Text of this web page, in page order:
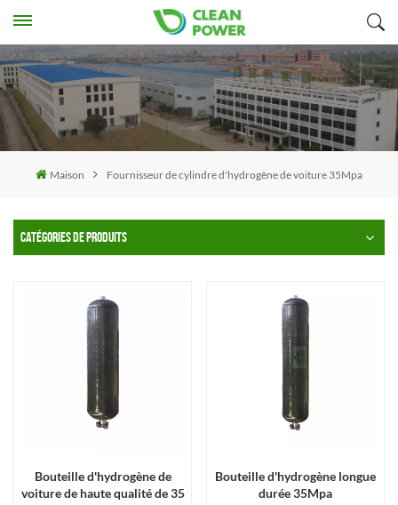
Maison Fournisseur de cylindre d'hydrogène de voiture 35Mpa
CATÉGORIES DE PRODUITS
Bouteille d'hydrogène de
voiture de haute qualité de 35
Bouteille d'hydrogène longue
durée 35Mpa